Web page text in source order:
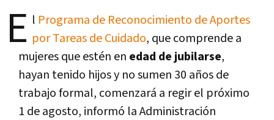
E l Programa de Reconocimiento de Aportes
por Tareas de Cuidado, que comprende a
mujeres que estén en edad de jubilarse,
hayan tenido hijos y no sumen 30 años de
trabajo formal, comenzará a regir el próximo
1 de agosto, informó la Administración